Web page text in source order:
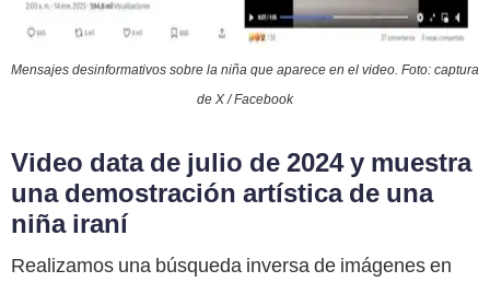
Mensajes desinformativos sobre la niña que aparece en el video. Foto: captura
de X / Facebook
Video data de julio de 2024 y muestra
una demostración artística de una
niña iraní
Realizamos una búsqueda inversa de imágenes en